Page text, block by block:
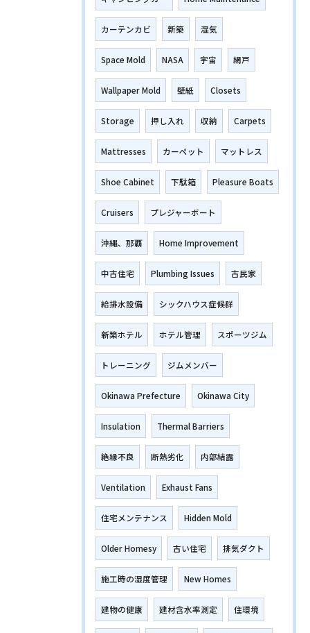
カーテンカビ 新築 湿気
Space Mold NASA 宇宙 網戸
Wallpaper Mold 壁紙 Closets
Storage 押し入れ 収納 Carpets
Mattresses カーペット マットレス
Shoe Cabinet 下駄箱 Pleasure Boats
Cruisers プレジャーボート
沖縄、那覇 Home Improvement
中古住宅 Plumbing Issues 古民家
給排水設備 シックハウス症候群
新築ホテル ホテル管理 スポーツジム
トレーニング ジムメンバー
Okinawa Prefecture Okinawa City
Insulation Thermal Barriers
絶縁不良 断熱劣化 内部結露
Ventilation Exhaust Fans
住宅メンテナンス Hidden Mold
Older Homesy 古い住宅 排気ダクト
施工時の湿度管理 New Homes
建物の健康 建材含水率測定 住環境